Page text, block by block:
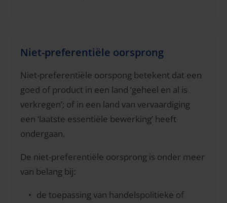
Niet-preferentiële oorsprong
Niet-preferentiële oorspong betekent dat een
goed of product in een land ‘geheel en al is
verkregen’; of in een land van vervaardiging
een ‘laatste essentiële bewerking’ heeft
ondergaan.
De niet-preferentiële oorsprong is onder meer
van belang bij:
de toepassing van handelspolitieke of